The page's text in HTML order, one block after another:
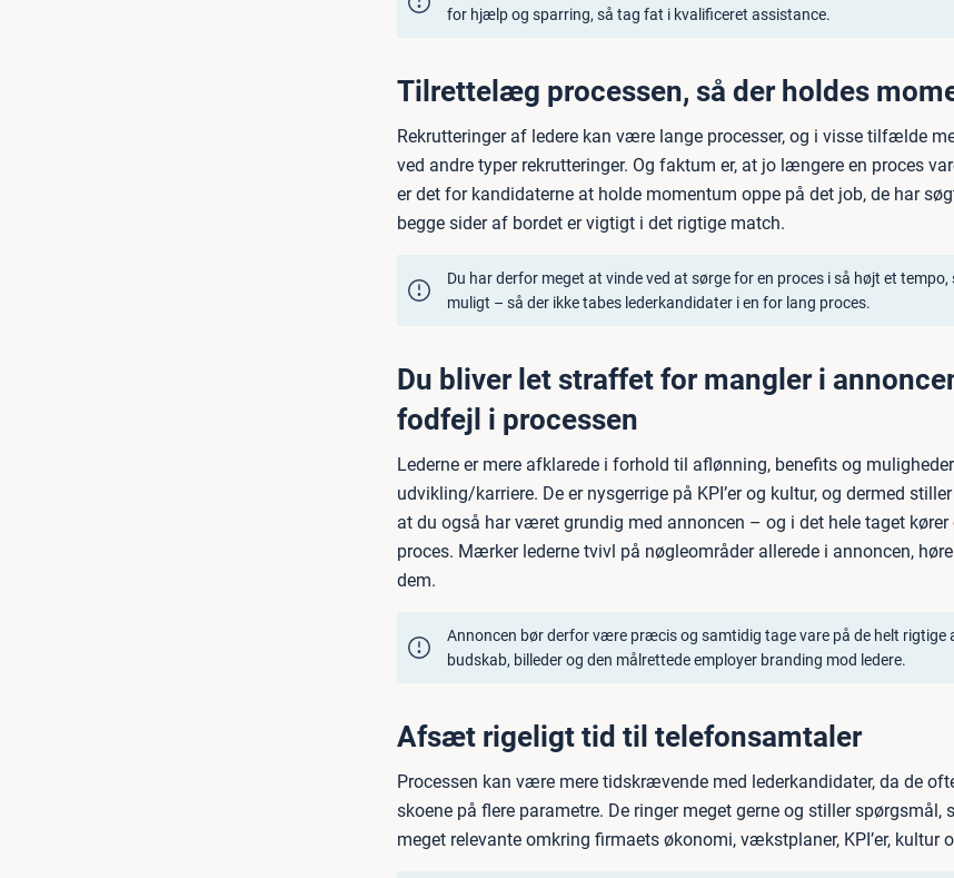
for hjælp og sparring, så tag fat i kvalificeret assistance.
Tilrettelæg processen, så der holdes
Rekrutteringer af ledere kan være lange processer, og i visse tilfælde
ved andre typer rekrutteringer. Og faktum er, at jo længere en proces
er det for kandidaterne at holde momentum oppe på det job, de har
begge sider af bordet er vigtigt i det rigtige match.
Du har derfor meget at vinde ved at sørge for en proces i så højt et tempo,
muligt – så der ikke tabes lederkandidater i en for lang proces.
Du bliver let straffet for mangler i
fodfejl i processen
Lederne er mere afklarede i forhold til aflønning, benefits og
udvikling/karriere. De er nysgerrige på KPI’er og kultur, og dermed
at du også har været grundig med annoncen – og i det hele taget kører
proces. Mærker lederne tvivl på nøgleområder allerede i annoncen,
dem.
Annoncen bør derfor være præcis og samtidig tage vare på de helt rigtige
budskab, billeder og den målrettede employer branding mod ledere.
Afsæt rigeligt tid til telefonsamtaler
Processen kan være mere tidskrævende med lederkandidater, da de
skoene på flere parametre. De ringer meget gerne og stiller spørgsmål,
meget relevante omkring firmaets økonomi, vækstplaner, KPI’er, kultur